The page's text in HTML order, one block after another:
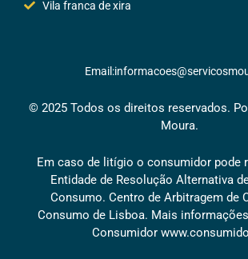
Vila franca de xira
© 2025 Todos os direitos reservados.
Moura.
Em caso de litígio o consumidor pode
Entidade de Resolução Alternativa
Consumo. Centro de Arbitragem de
Consumo de Lisboa. Mais
Consumidor